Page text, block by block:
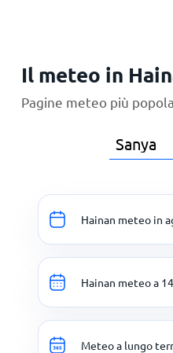
Il meteo in
Pagine meteo più
Hainan meteo in
Hainan meteo a
Meteo a lungo